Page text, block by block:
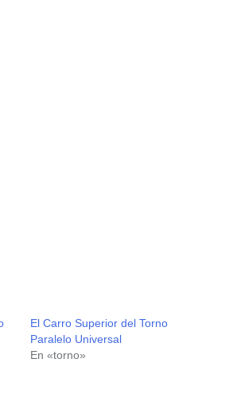
El Carro Superior del Torno
Paralelo Universal
En «torno»